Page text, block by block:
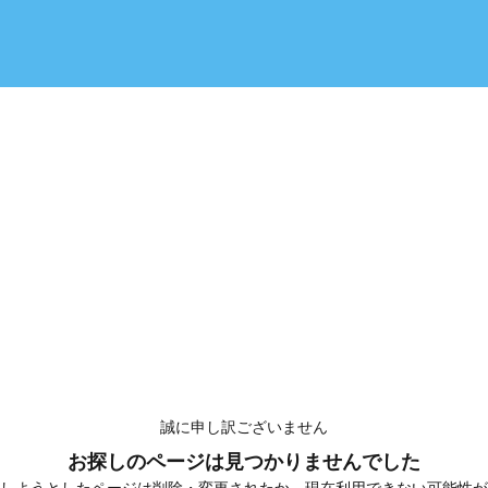
誠に申し訳ございません
お探しのページは見つかりませんでした